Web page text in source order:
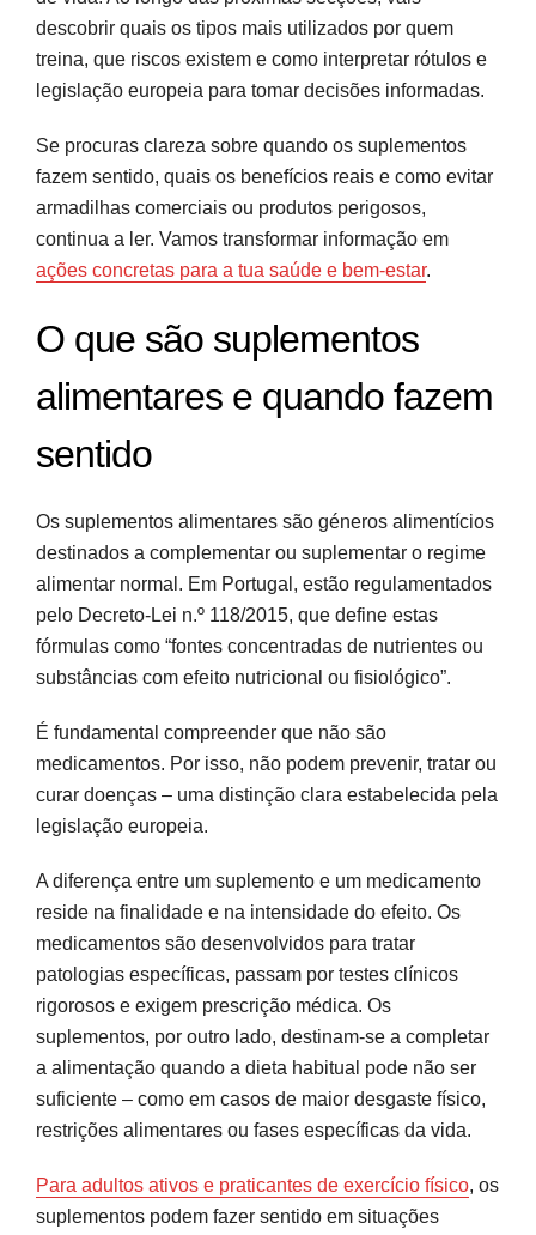
descobrir quais os tipos mais utilizados por quem
treina, que riscos existem e como interpretar rótulos e
legislação europeia para tomar decisões informadas.
Se procuras clareza sobre quando os suplementos
fazem sentido, quais os benefícios reais e como evitar
armadilhas comerciais ou produtos perigosos,
continua a ler. Vamos transformar informação em
ações concretas para a tua saúde e bem-estar.
O que são suplementos
alimentares e quando fazem
sentido
Os suplementos alimentares são géneros alimentícios
destinados a complementar ou suplementar o regime
alimentar normal. Em Portugal, estão regulamentados
pelo Decreto-Lei n.º 118/2015, que define estas
fórmulas como “fontes concentradas de nutrientes ou
substâncias com efeito nutricional ou fisiológico”.
É fundamental compreender que não são
medicamentos. Por isso, não podem prevenir, tratar ou
curar doenças – uma distinção clara estabelecida pela
legislação europeia.
A diferença entre um suplemento e um medicamento
reside na finalidade e na intensidade do efeito. Os
medicamentos são desenvolvidos para tratar
patologias específicas, passam por testes clínicos
rigorosos e exigem prescrição médica. Os
suplementos, por outro lado, destinam-se a completar
a alimentação quando a dieta habitual pode não ser
suficiente – como em casos de maior desgaste físico,
restrições alimentares ou fases específicas da vida.
Para adultos ativos e praticantes de exercício físico, os
suplementos podem fazer sentido em situações